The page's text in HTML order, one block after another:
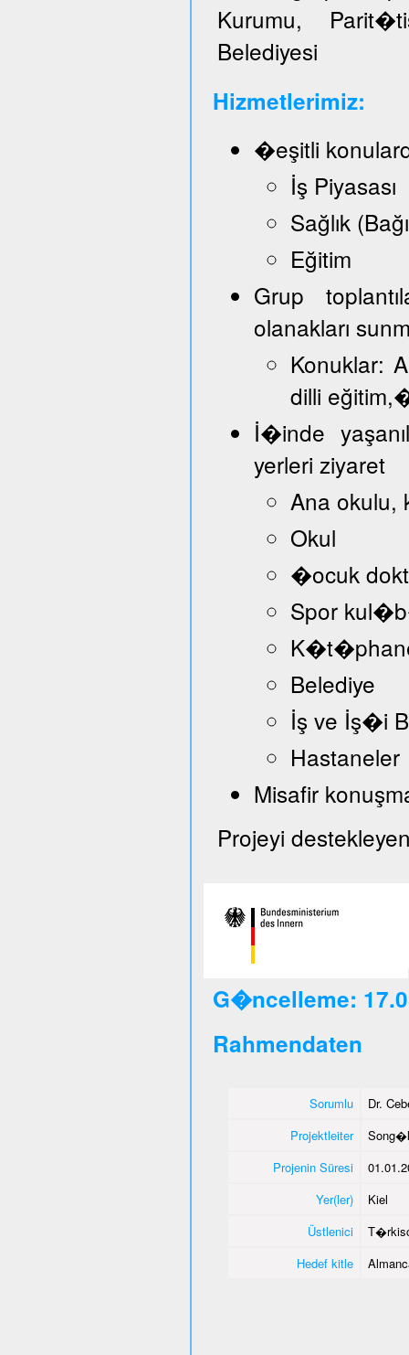
Kurumu,
Belediyesi
Hizmetlerimiz:
�eşitli
İş Piyasası
Sağlık
Eğitim
Grup
olanakları
Konuklar:
dilli
İ�inde
yerleri ziyaret
Ana okulu,
Okul
�ocuk
Spor
Belediye
İş ve İş�i
Hastaneler
Misafir
Projeyi
G�ncelleme:
Rahmendaten
Sorumlu
Dr.
Projektleiter
Projenin Süresi
Yer(ler)
Kiel
Üstlenici
Hedef kitle